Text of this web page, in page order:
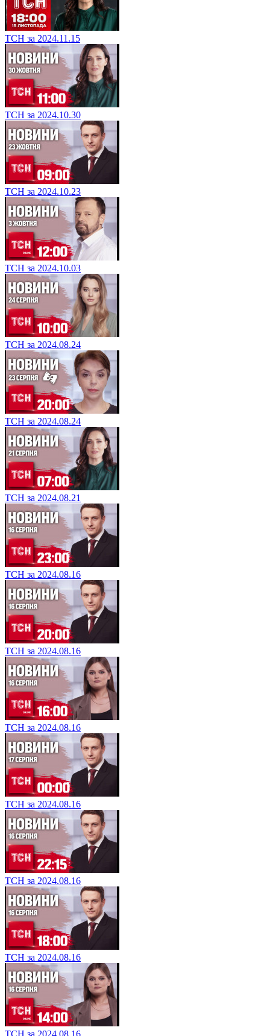
ТСН за 2024.11.15
ТСН за 2024.10.30
ТСН за 2024.10.23
ТСН за 2024.10.03
ТСН за 2024.08.24
ТСН за 2024.08.24
ТСН за 2024.08.21
ТСН за 2024.08.16
ТСН за 2024.08.16
ТСН за 2024.08.16
ТСН за 2024.08.16
ТСН за 2024.08.16
ТСН за 2024.08.16
ТСН за 2024.08.16